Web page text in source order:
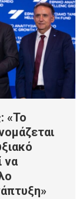
«Το
να